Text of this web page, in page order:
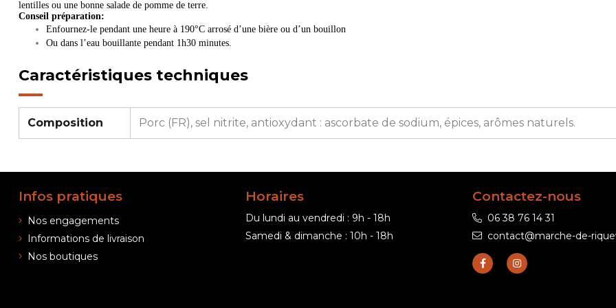
lentilles ou une bonne salade de pomme de terre.
Conseil préparation:
Enfournez-le pendant une heure à 190°C arrosé d’une bière ou d’un bouillon
Ou dans l’eau bouillante pendant 1h30 minutes.
Caractéristiques techniques
Composition Porc (FR), sel nitrite, antioxydant : ascorbate de sodium, épices, arômes naturels.
Infos pratiques
Nos engagements
Informations de livraison
Nos boutiques
Horaires
Du lundi au vendredi : 9h - 18h
Samedi & dimanche : 10h - 18h
Contactez-nous
06 38 76 14 31
contact@marche-de-